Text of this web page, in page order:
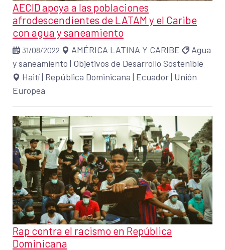
AECID apoya a las poblaciones
afrodescendientes de LATAM y el Caribe
con agua y saneamiento
31/08/2022 AMÉRICA LATINA Y CARIBE
Agua
y saneamiento | Objetivos de Desarrollo Sostenible
Haití| República Dominicana | Ecuador| Unión
Europea
Rap contra el racismo en República
Dominicana